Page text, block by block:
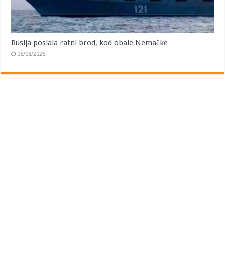
Rusija poslala ratni brod, kod obale Nemačke
05/08/2026